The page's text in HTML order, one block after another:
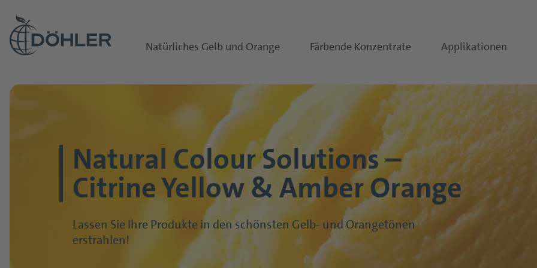
Natürliches Gelb und Orange Färbende Konzentrate Applikationen
Übersichtsseite
Wie können wir Ihnen helfen?
Natural Colour Solutions –
Citrine Yellow & Amber Orange
Lassen Sie Ihre Produkte in den schönsten Gelb- und Orangetönen
erstrahlen!